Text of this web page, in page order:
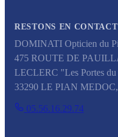
RESTONS EN CONTACT
DOMINATI Opticien du
475 ROUTE DE
LECLERC "Les Portes
33290 LE PIAN MEDOC,
05.56.16.29.74